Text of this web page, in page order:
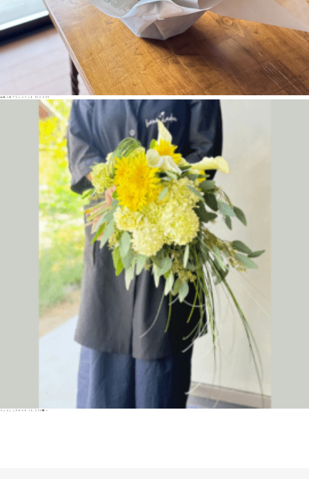
お供えのアレンジメント ¥15,000
ウェディングブーケ 16,500円〜